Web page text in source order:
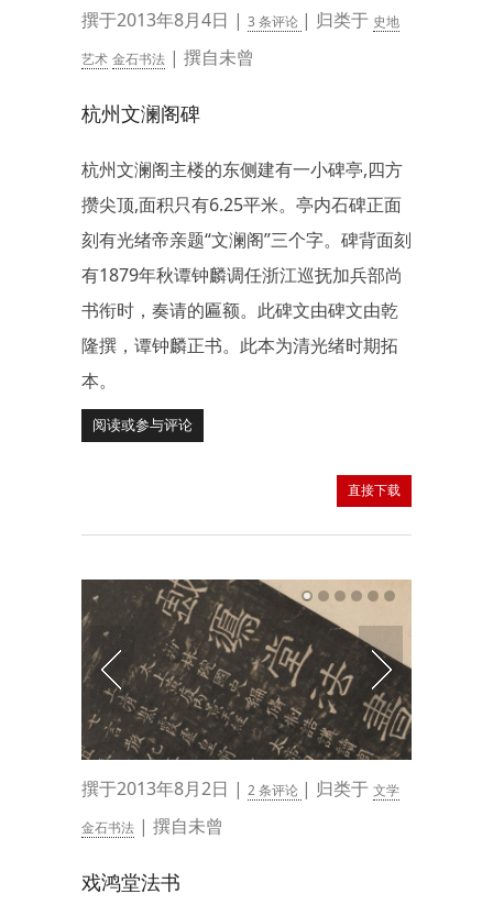
撰于2013年8月4日 | 3 条评论 | 归类于 史地
艺术 金石书法 | 撰自未曾
杭州文澜阁碑
杭州文澜阁主楼的东侧建有一小碑亭,四方
攒尖顶,面积只有6.25平米。亭内石碑正面
刻有光绪帝亲题“文澜阁”三个字。碑背面刻
有1879年秋谭钟麟调任浙江巡抚加兵部尚
书衔时，奏请的匾额。此碑文由碑文由乾
隆撰，谭钟麟正书。此本为清光绪时期拓
本。
阅读或参与评论
直接下载
撰于2013年8月2日 | 2 条评论 | 归类于 文学
金石书法 | 撰自未曾
戏鸿堂法书